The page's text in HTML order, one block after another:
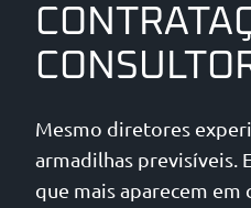
Mesmo diretores
armadilhas previsíveis.
que mais aparecem em